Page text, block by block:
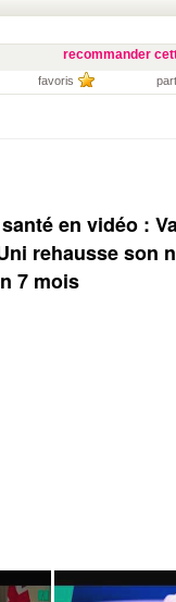
recommander
favoris
en vidéo :
rehausse son
7 mois